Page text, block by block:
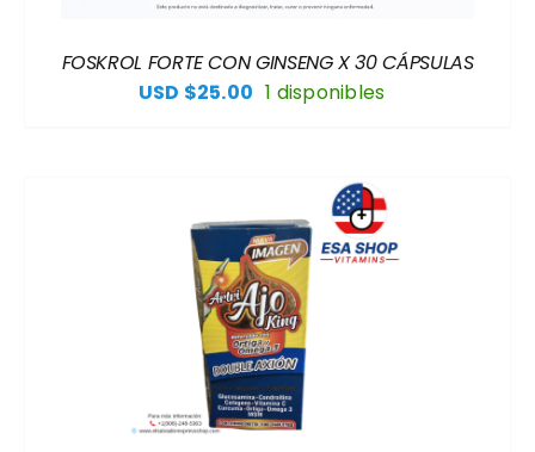
FOSKROL FORTE CON GINSENG X 30 CÁPSULAS
USD $25.00 1 disponibles